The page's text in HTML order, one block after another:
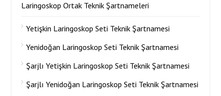
Laringoskop Ortak Teknik Şartnameleri
Yetişkin Laringoskop Seti Teknik Şartnamesi
Yenidoğan Laringoskop Seti Teknik Şartnamesi
Şarjlı Yetişkin Laringoskop Seti Teknik Şartnamesi
Şarjlı Yenidoğan Laringoskop Seti Teknik Şartnamesi